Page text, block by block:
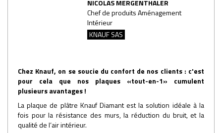
NICOLAS MERGENTHALER
Chef de produits Aménagement
Intérieur
KNAUF SAS
Chez Knauf, on se soucie du confort de nos clients : c'est
pour cela que nos plaques «tout-en-1» cumulent
plusieurs avantages !
La plaque de plâtre Knauf Diamant est la solution idéale à la
fois pour la résistance des murs, la réduction du bruit, et la
qualité de l’air intérieur.